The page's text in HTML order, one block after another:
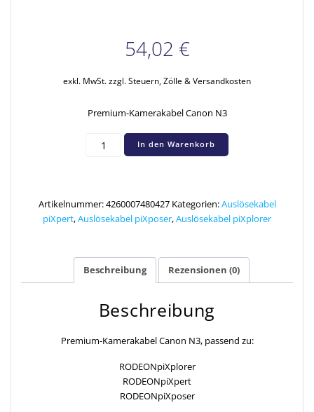
54,02 €
exkl. MwSt. zzgl. Steuern, Zölle & Versandkosten
Premium-Kamerakabel Canon N3
PREMIUM
Kamera-
N3
Menge
In den Warenkorb
Artikelnummer:4260007480427 Kategorien:Auslösekabel
piXpert,Auslösekabel piXposer,Auslösekabel piXplorer
Beschreibung Rezensionen (0)
Beschreibung
Premium-Kamerakabel Canon N3, passend zu:
RODEONpiXplorer
RODEONpiXpert
RODEONpiXposer